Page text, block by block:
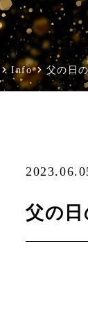
Info 父の日
父の